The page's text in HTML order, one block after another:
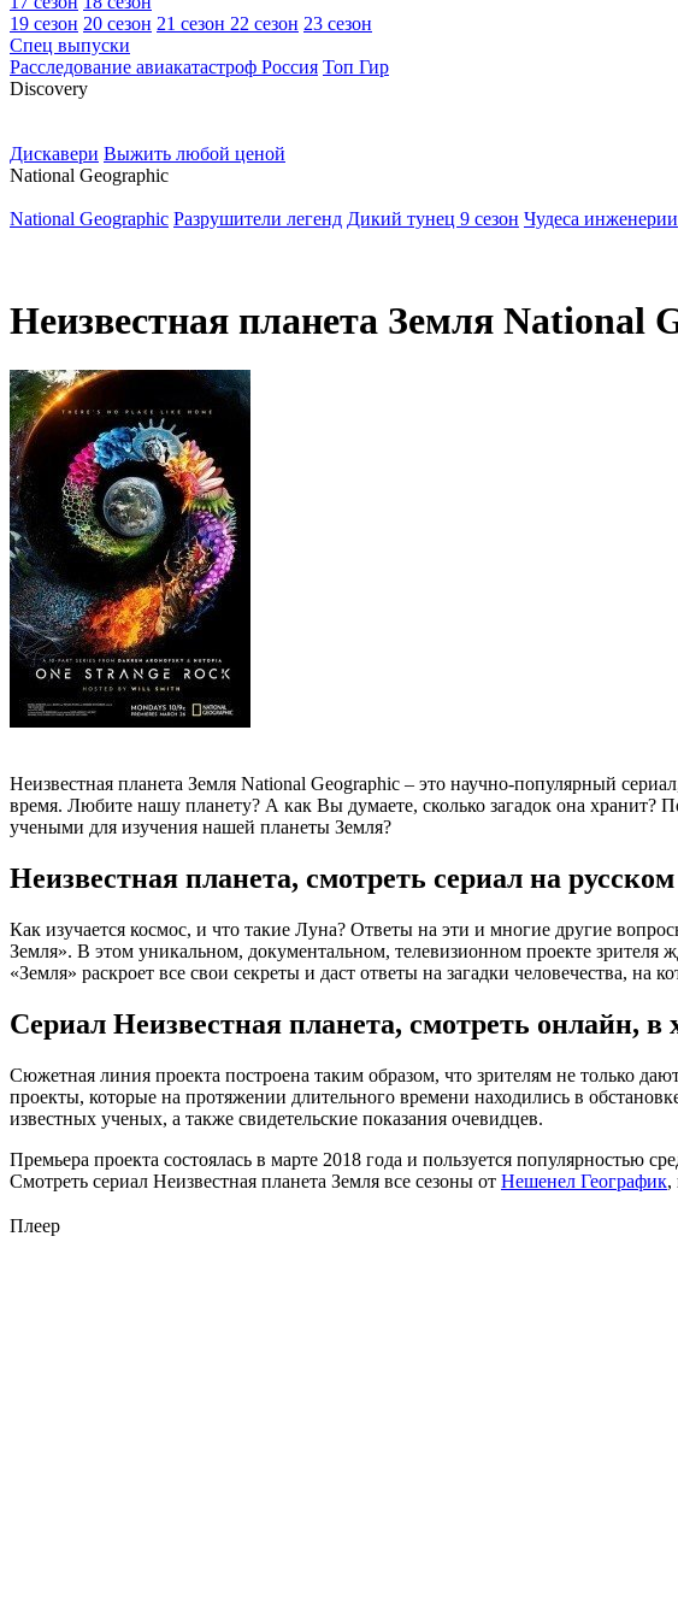
19 сезон 20 сезон 21 сезон 22 сезон 23 сезон
Спец выпуски
Расследование авиакатастроф Россия Топ Гир
Discovery
Дискавери Выжить любой ценой
National Geographic
National Geographic Разрушители легенд Дикий тунец 9 сезон Чудеса инженерии
Неизвестная планета Земля National
Неизвестная планета Земля National Geographic – это научно-популярный
время. Любите нашу планету? А как Вы думаете, сколько загадок она
учеными для изучения нашей планеты Земля?
Неизвестная планета, смотреть сериал на русском
Как изучается космос, и что такие Луна? Ответы на эти и многие другие
Земля». В этом уникальном, документальном, телевизионном проекте
«Земля» раскроет все свои секреты и даст ответы на загадки человечества, на
Сериал Неизвестная планета, смотреть онлайн, в
Сюжетная линия проекта построена таким образом, что зрителям не только
проекты, которые на протяжении длительного времени находились в
известных ученых, а также свидетельские показания очевидцев.
Премьера проекта состоялась в марте 2018 года и пользуется популярностью
Смотреть сериал Неизвестная планета Земля все сезоны от Нешенел Географик,
Плеер